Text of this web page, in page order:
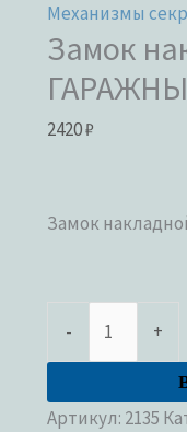
Механизмы
Замок
2420₽
Замок
- +
Артикул: 2135